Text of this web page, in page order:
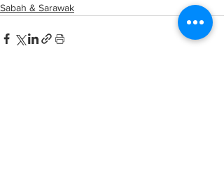
Sabah & Sarawak